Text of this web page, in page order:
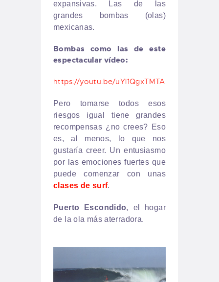
expansivas. Las de las
grandes bombas (olas)
mexicanas.
Bombas como las de este
espectacular vídeo:
https://youtu.be/uYI1QgxTMTA
Pero tomarse todos esos
riesgos igual tiene grandes
recompensas ¿no crees? Eso
es, al menos, lo que nos
gustaría creer. Un entusiasmo
por las emociones fuertes que
puede comenzar con unas
clases de surf.
Puerto Escondido, el hogar
de la ola más aterradora.